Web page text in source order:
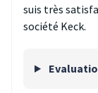
suis très
société Keck.